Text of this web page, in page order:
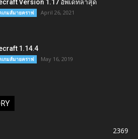
Version 1.17 อัพเดทล่าสุด
เกมส์มายคราฟ April 26, 2021
1.14.4
เกมส์มายคราฟ May 16, 2019
2369